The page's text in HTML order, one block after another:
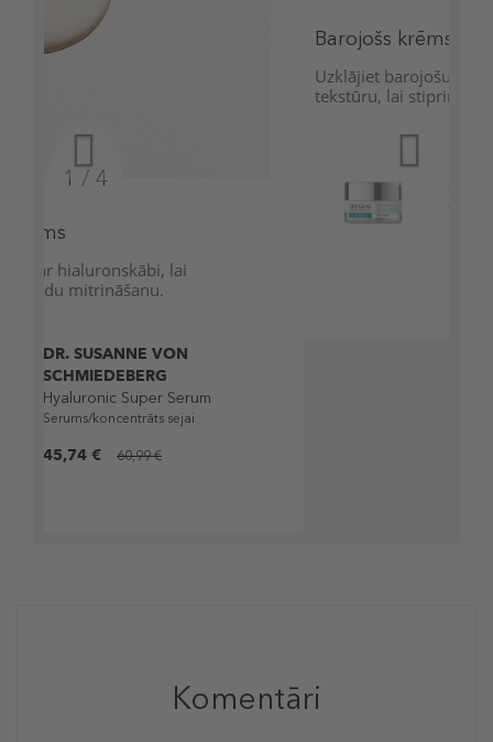
Barojošs krēms
Uzklājiet barojošu krēmu ar mitrinošu
tekstūru, lai stiprinātu ādas aizsargbarjeru.
SKIN FOCUS Aqua Perfect
48h Hydrating Rich Cream
Komentāri